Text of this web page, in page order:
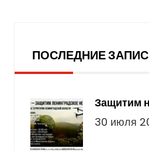
ПОСЛЕДНИЕ
Защитим
30 июля